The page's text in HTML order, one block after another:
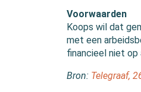
Voorwaarden
Koops wil dat
met een
financieel niet op
Bron: Telegraaf,